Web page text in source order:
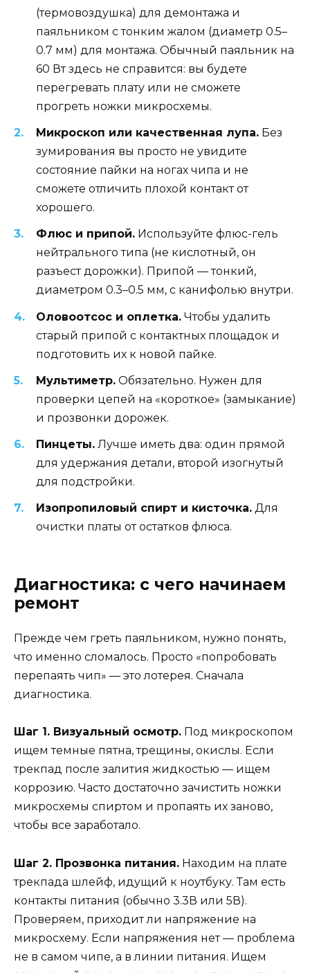
(термовоздушка) для демонтажа и
паяльником с тонким жалом (диаметр 0.5–
0.7 мм) для монтажа. Обычный паяльник на
60 Вт здесь не справится: вы будете
перегревать плату или не сможете
прогреть ножки микросхемы.
Микроскоп или качественная лупа. Без
зумирования вы просто не увидите
состояние пайки на ногах чипа и не
сможете отличить плохой контакт от
хорошего.
Флюс и припой. Используйте флюс-гель
нейтрального типа (не кислотный, он
разъест дорожки). Припой — тонкий,
диаметром 0.3–0.5 мм, с канифолью внутри.
Оловоотсос и оплетка. Чтобы удалить
старый припой с контактных площадок и
подготовить их к новой пайке.
Мультиметр. Обязательно. Нужен для
проверки цепей на «короткое» (замыкание)
и прозвонки дорожек.
Пинцеты. Лучше иметь два: один прямой
для удержания детали, второй изогнутый
для подстройки.
Изопропиловый спирт и кисточка. Для
очистки платы от остатков флюса.
Диагностика: с чего начинаем
ремонт
Прежде чем греть паяльником, нужно понять,
что именно сломалось. Просто «попробовать
перепаять чип» — это лотерея. Сначала
диагностика.
Шаг 1. Визуальный осмотр. Под микроскопом
ищем темные пятна, трещины, окислы. Если
трекпад после залития жидкостью — ищем
коррозию. Часто достаточно зачистить ножки
микросхемы спиртом и пропаять их заново,
чтобы все заработало.
Шаг 2. Прозвонка питания. Находим на плате
трекпада шлейф, идущий к ноутбуку. Там есть
контакты питания (обычно 3.3В или 5В).
Проверяем, приходит ли напряжение на
микросхему. Если напряжения нет — проблема
не в самом чипе, а в линии питания. Ищем